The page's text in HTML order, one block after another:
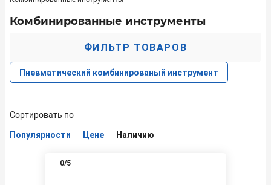
Комбинированные инструменты
ФИЛЬТР ТОВАРОВ
Пневматический комбинированый инструмент
Сортировать по
Популярности Цене Наличию
0/5